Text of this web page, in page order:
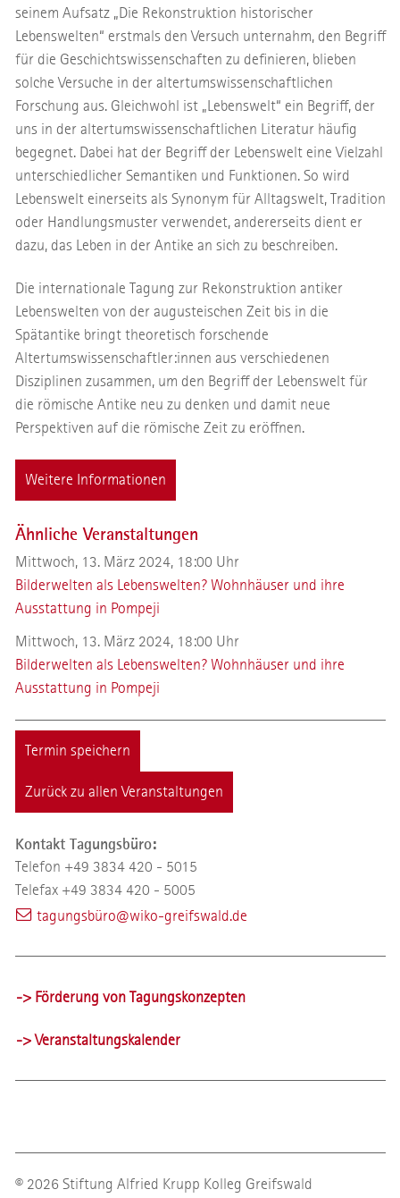
seinem Aufsatz „Die Rekonstruktion historischer
Lebenswelten“ erstmals den Versuch unternahm, den Begriff
für die Geschichtswissenschaften zu definieren, blieben
solche Versuche in der altertumswissenschaftlichen
Forschung aus. Gleichwohl ist „Lebenswelt“ ein Begriff, der
uns in der altertumswissenschaftlichen Literatur häufig
begegnet. Dabei hat der Begriff der Lebenswelt eine Vielzahl
unterschiedlicher Semantiken und Funktionen. So wird
Lebenswelt einerseits als Synonym für Alltagswelt, Tradition
oder Handlungsmuster verwendet, andererseits dient er
dazu, das Leben in der Antike an sich zu beschreiben.
Die internationale Tagung zur Rekonstruktion antiker
Lebenswelten von der augusteischen Zeit bis in die
Spätantike bringt theoretisch forschende
Altertumswissenschaftler:innen aus verschiedenen
Disziplinen zusammen, um den Begriff der Lebenswelt für
die römische Antike neu zu denken und damit neue
Perspektiven auf die römische Zeit zu eröffnen.
Weitere Informationen
Ähnliche Veranstaltungen
Mittwoch, 13. März 2024, 18:00 Uhr
Bilderwelten als Lebenswelten? Wohnhäuser und ihre
Ausstattung in Pompeji
Mittwoch, 13. März 2024, 18:00 Uhr
Bilderwelten als Lebenswelten? Wohnhäuser und ihre
Ausstattung in Pompeji
Termin speichern
Zurück zu allen Veranstaltungen
Kontakt Tagungsbüro:
Telefon +49 3834 420 - 5015
Telefax +49 3834 420 - 5005
tagungsbüro@wiko-greifswald.de
-> Förderung von Tagungskonzepten
-> Veranstaltungskalender
© 2026 Stiftung Alfried Krupp Kolleg Greifswald